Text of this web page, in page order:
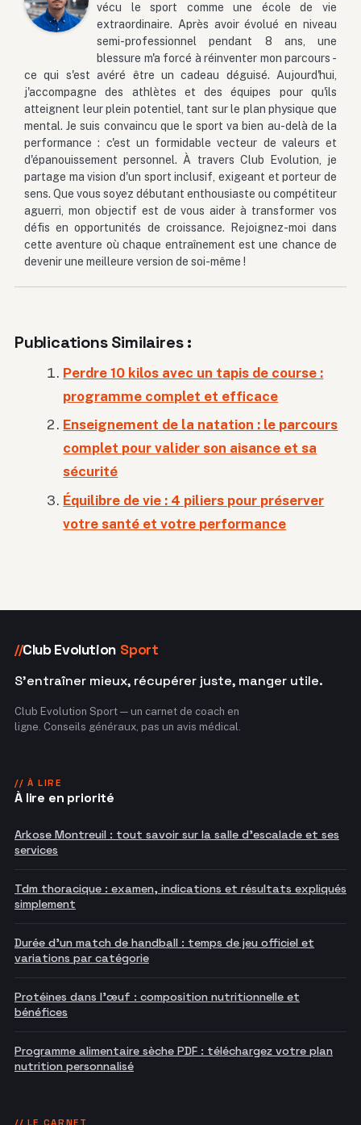
vécu le sport comme une école de vie
extraordinaire. Après avoir évolué en niveau
semi-professionnel pendant 8 ans, une
blessure m'a forcé à réinventer mon parcours -
ce qui s'est avéré être un cadeau déguisé. Aujourd'hui,
j'accompagne des athlètes et des équipes pour qu'ils
atteignent leur plein potentiel, tant sur le plan physique que
mental. Je suis convaincu que le sport va bien au-delà de la
performance : c'est un formidable vecteur de valeurs et
d'épanouissement personnel. À travers Club Evolution, je
partage ma vision d'un sport inclusif, exigeant et porteur de
sens. Que vous soyez débutant enthousiaste ou compétiteur
aguerri, mon objectif est de vous aider à transformer vos
défis en opportunités de croissance. Rejoignez-moi dans
cette aventure où chaque entraînement est une chance de
devenir une meilleure version de soi-même !
Publications Similaires :
Perdre 10 kilos avec un tapis de course :
programme complet et efficace
Enseignement de la natation : le parcours
complet pour valider son aisance et sa
sécurité
Équilibre de vie : 4 piliers pour préserver
votre santé et votre performance
//Club Evolution Sport
S'entraîner mieux, récupérer juste, manger utile.
Club Evolution Sport — un carnet de coach en
ligne. Conseils généraux, pas un avis médical.
// À LIRE
À lire en priorité
Arkose Montreuil : tout savoir sur la salle d'escalade et ses
services
Tdm thoracique : examen, indications et résultats expliqués
simplement
Durée d'un match de handball : temps de jeu officiel et
variations par catégorie
Protéines dans l'œuf : composition nutritionnelle et
bénéfices
Programme alimentaire sèche PDF : téléchargez votre plan
nutrition personnalisé
// LE CARNET